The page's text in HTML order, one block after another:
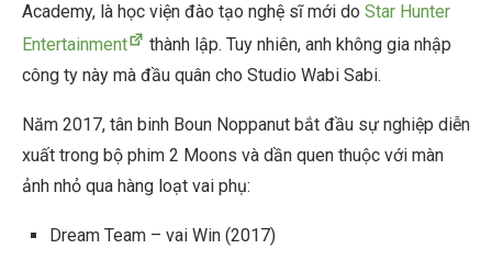
Academy, là học viện đào tạo nghệ sĩ mới do Star Hunter
Entertainment
thành lập. Tuy nhiên, anh không gia nhập
công ty này mà đầu quân cho Studio Wabi Sabi.
Năm 2017, tân binh Boun Noppanut bắt đầu sự nghiệp diễn
xuất trong bộ phim 2 Moons và dần quen thuộc với màn
ảnh nhỏ qua hàng loạt vai phụ:
Dream Team – vai Win (2017)